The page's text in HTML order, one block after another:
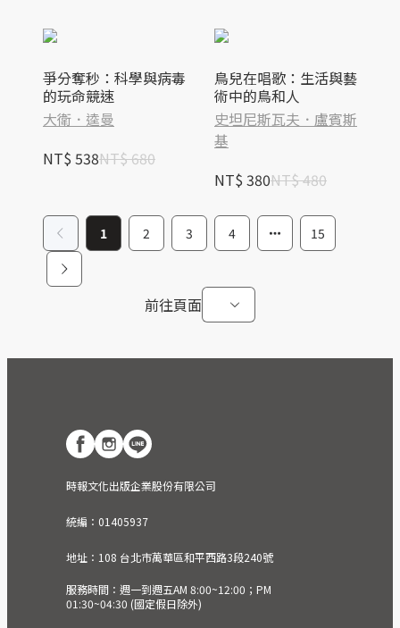
爭分奪秒：科學與病毒
的玩命競速
大衛．逵曼
NT$ 538NT$ 680
鳥兒在唱歌：生活與藝
術中的鳥和人
史坦尼斯瓦夫．盧賓斯
基
NT$ 380NT$ 480
1 2 3 4 15
前往頁面
時報文化出版企業股份有限公司
統編：01405937
地址：108 台北市萬華區和平西路3段240號
服務時間：週一到週五AM 8:00~12:00；PM
01:30~04:30 (國定假日除外)